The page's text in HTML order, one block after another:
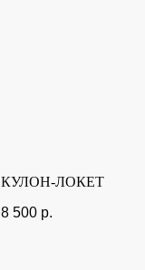
КУЛОН-ЛОКЕТ
8 500 р.